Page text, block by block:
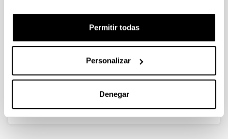
Permitir todas
Personalizar
Denegar
El grupo forma parte del profesorado de los siguientes
Programa de Doctorado en Salud Pública
Programa de Doctorado en Modelos y Áreas de
Investigación en Ciencias Sociales (UPV/EHU)